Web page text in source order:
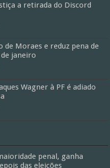
a retirada do Discord
de Moraes e reduz pena de
janeiro
Wagner à PF é adiado
penal, ganha
das eleições